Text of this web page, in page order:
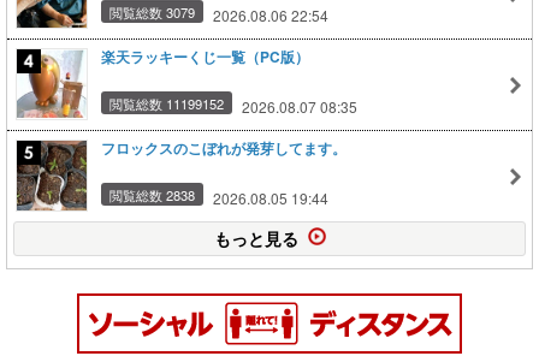
閲覧総数 3079 2026.08.06 22:54
楽天ラッキーくじ一覧（PC版）
閲覧総数 11199152 2026.08.07 08:35
フロックスのこぼれが発芽してます。
閲覧総数 2838 2026.08.05 19:44
もっと見る